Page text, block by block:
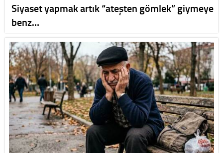
Siyaset yapmak artık “ateşten gömlek” giymeye
benz…